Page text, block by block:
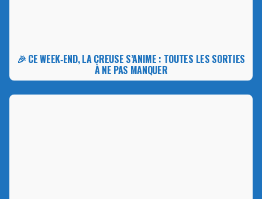
🎉 CE WEEK‑END, LA CREUSE S’ANIME : TOUTES LES SORTIES
À NE PAS MANQUER